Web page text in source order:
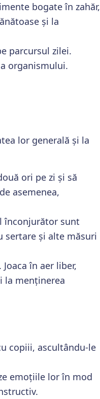
bogate în zahăr,
și la
parcursul zilei.
organismului.
lor generală și la
ori pe zi și să
asemenea,
înconjurător sunt
sertare și alte măsuri
în aer liber,
la menținerea
copiii, ascultându-le
emoțiile lor în mod